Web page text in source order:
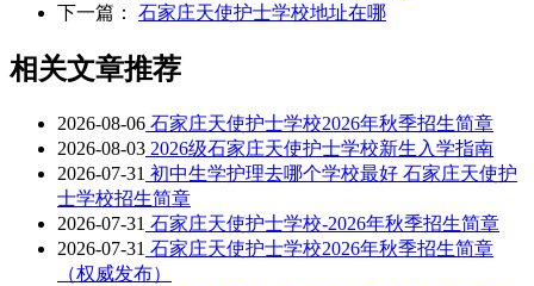
下一篇： 石家庄天使护士学校地址在哪
相关文章推荐
2026-08-06 石家庄天使护士学校2026年秋季招生简章
2026-08-03 2026级石家庄天使护士学校新生入学指南
2026-07-31 初中生学护理去哪个学校最好 石家庄天使护
士学校招生简章
2026-07-31 石家庄天使护士学校-2026年秋季招生简章
2026-07-31 石家庄天使护士学校2026年秋季招生简章
（权威发布）